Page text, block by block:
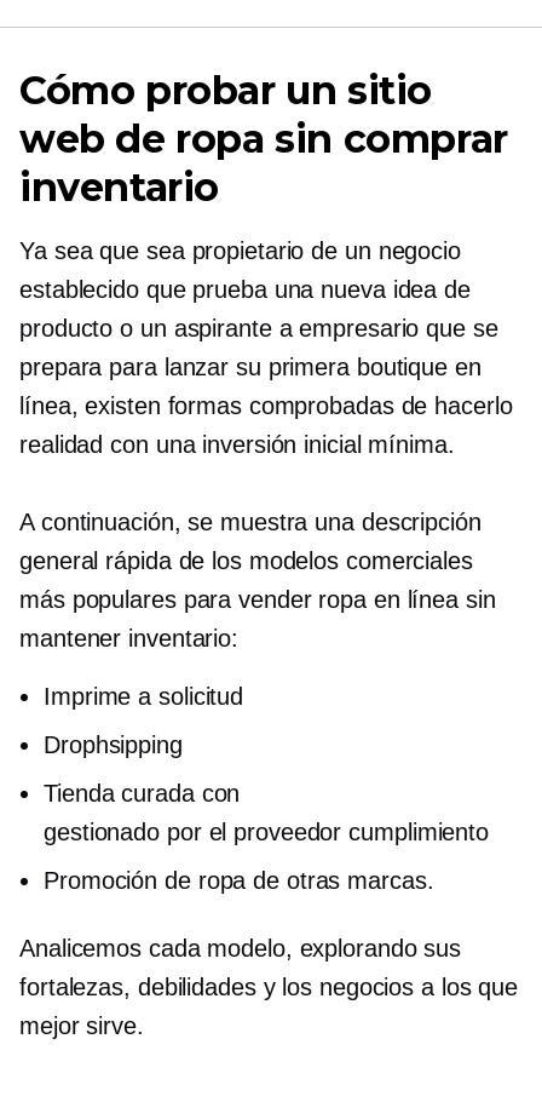
Cómo probar un sitio
web de ropa sin comprar
inventario
Ya sea que sea propietario de un negocio
establecido que prueba una nueva idea de
producto o un aspirante a empresario que se
prepara para lanzar su primera boutique en
línea, existen formas comprobadas de hacerlo
realidad con una inversión inicial mínima.
A continuación, se muestra una descripción
general rápida de los modelos comerciales
más populares para vender ropa en línea sin
mantener inventario:
Imprime a solicitud
Drophsipping
Tienda curada con
gestionado por el proveedor cumplimiento
Promoción de ropa de otras marcas.
Analicemos cada modelo, explorando sus
fortalezas, debilidades y los negocios a los que
mejor sirve.